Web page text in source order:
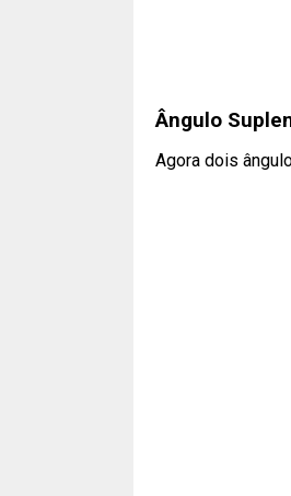
Ângulo
Agora dois